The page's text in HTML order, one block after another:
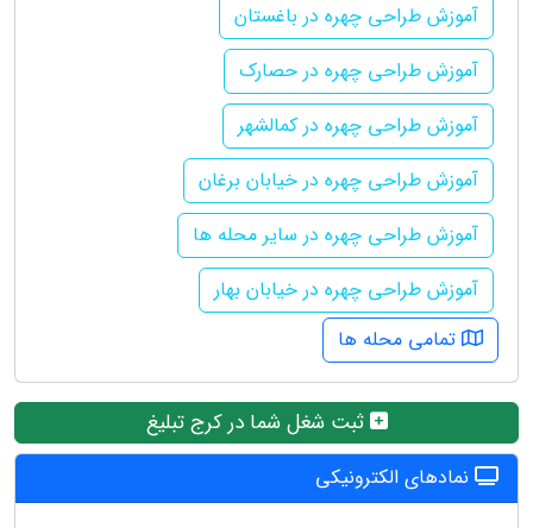
آموزش طراحی چهره در باغستان
آموزش طراحی چهره در حصارک
آموزش طراحی چهره در کمالشهر
آموزش طراحی چهره در خیابان برغان
آموزش طراحی چهره در سایر محله ها
آموزش طراحی چهره در خیابان بهار
تمامی محله ها
ثبت شغل شما در کرج تبلیغ
نمادهای الکترونیکی